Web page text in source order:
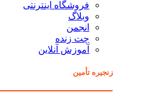
فروشگاه اینترنتی
وبلاگ
انجمن
چت زنده
آموزش آنلاین
زنجیره تأمین